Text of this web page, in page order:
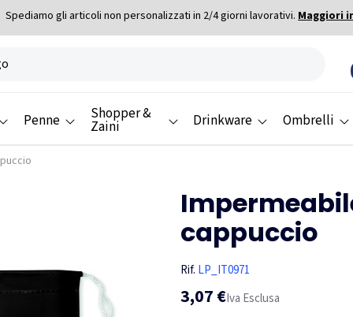
Spediamo gli articoli non personalizzati in 2/4 giorni lavorativi.Maggiori
Penne Shopper &
Zaini Drinkware Ombrelli
cappuccio
Rif. LP_IT0971
3,07 €Iva Esclusa